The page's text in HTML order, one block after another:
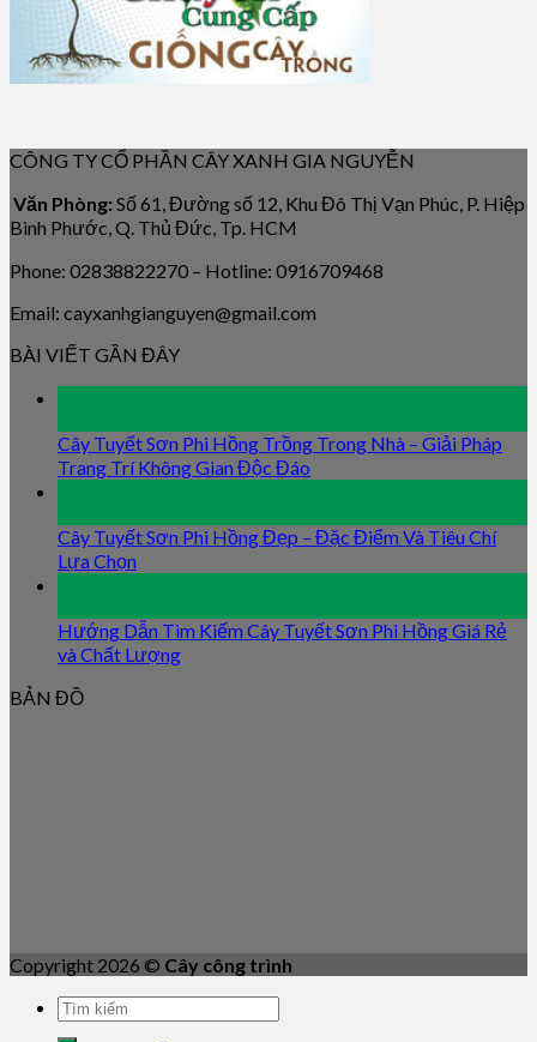
CÔNG TY CỔ PHẦN CÂY XANH GIA NGUYỄN
Văn Phòng: Số 61, Đường số 12, Khu Đô Thị Vạn Phúc, P. Hiệp
Bình Phước, Q. Thủ Đức, Tp. HCM
Phone: 02838822270 – Hotline: 0916709468
Email: cayxanhgianguyen@gmail.com
BÀI VIẾT GẦN ĐÂY
Cây Tuyết Sơn Phi Hồng Trồng Trong Nhà – Giải Pháp
Trang Trí Không Gian Độc Đáo
Cây Tuyết Sơn Phi Hồng Đẹp – Đặc Điểm Và Tiêu Chí
Lựa Chọn
Hướng Dẫn Tìm Kiếm Cây Tuyết Sơn Phi Hồng Giá Rẻ
và Chất Lượng
BẢN ĐỒ
Copyright 2026 © Cây công trình